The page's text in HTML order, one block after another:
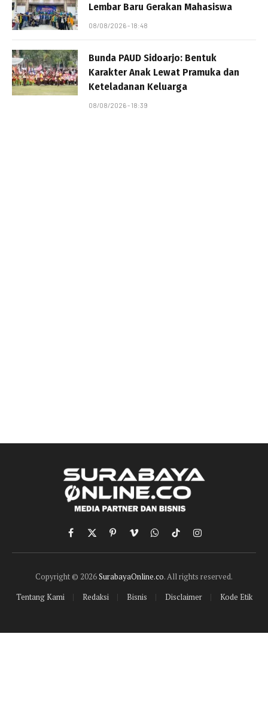
Lembar Baru Gerakan Mahasiswa
08/08/2026 - 18:48
Bunda PAUD Sidoarjo: Bentuk
Karakter Anak Lewat Pramuka dan
Keteladanan Keluarga
08/08/2026 - 18:39
Facebook
X
(Twitter)
PinterestVimeoWhatsApp
TikTokInstagram
Copyright © 2026SurabayaOnline.co. All rights reserved.
Tentang Kami
Redaksi Bisnis Disclaimer Kode Etik